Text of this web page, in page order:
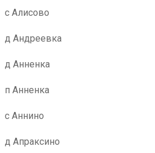
с Алисово
д Андреевка
д Анненка
п Анненка
с Аннино
д Апраксино